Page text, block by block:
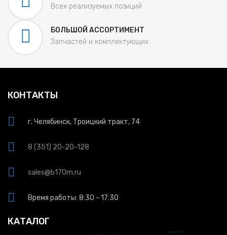
Всех реализуемых позиций
БОЛЬШОЙ АССОРТИМЕНТ
Запчастей и комплектующих
КОНТАКТЫ
г. Челябинск, Троицкий тракт, 74
8 (351) 20-20-128
sales@b170m.ru
Время работы: 8:30 - 17:30
КАТАЛОГ